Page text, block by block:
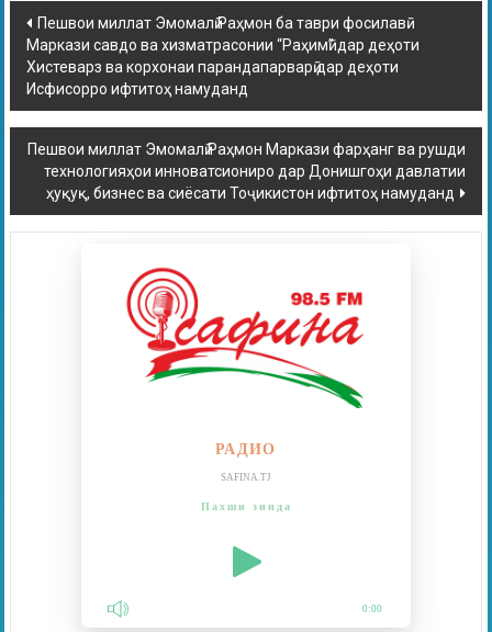
Пешвои миллат Эмомалӣ Раҳмон ба таври фосилавӣ
Маркази савдо ва хизматрасонии “Раҳимӣ” дар деҳоти
Хистеварз ва корхонаи парандапарварӣ дар деҳоти
Исфисорро ифтитоҳ намуданд
Пешвои миллат Эмомалӣ Раҳмон Маркази фарҳанг ва рушди
технологияҳои инноватсиониро дар Донишгоҳи давлатии
ҳуқуқ, бизнес ва сиёсати Тоҷикистон ифтитоҳ намуданд
РАДИО
SAFINA.TJ
Пахши зинда
0:00